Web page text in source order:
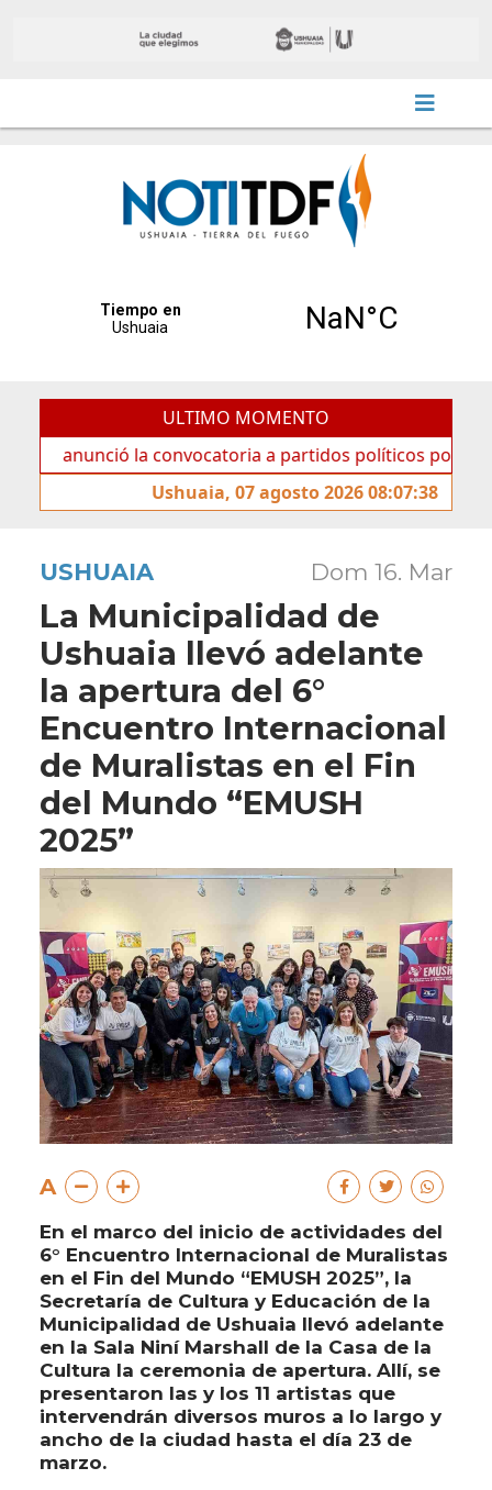
ULTIMO MOMENTO
la convocatoria a partidos políticos por «ficha
Ushuaia, 07 agosto 2026 08:07:38
USHUAIA Dom 16. Mar
La Municipalidad de
Ushuaia llevó adelante
la apertura del 6°
Encuentro Internacional
de Muralistas en el Fin
del Mundo “EMUSH
2025”
A
En el marco del inicio de actividades del
6° Encuentro Internacional de Muralistas
en el Fin del Mundo “EMUSH 2025”, la
Secretaría de Cultura y Educación de la
Municipalidad de Ushuaia llevó adelante
en la Sala Niní Marshall de la Casa de la
Cultura la ceremonia de apertura. Allí, se
presentaron las y los 11 artistas que
intervendrán diversos muros a lo largo y
ancho de la ciudad hasta el día 23 de
marzo.